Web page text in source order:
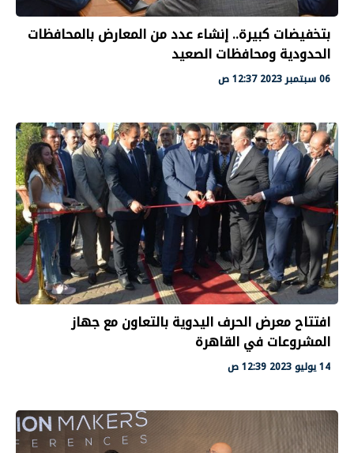
بتخفيضات كبيرة.. إنشاء عدد من المعارض بالمحافظات
الحدودية ومحافظات الصعيد
06 سبتمبر 2023 12:37 ص
افتتاح معرض الحرف اليدوية بالتعاون مع جهاز
المشروعات في القاهرة
14 يوليو 2023 12:39 ص